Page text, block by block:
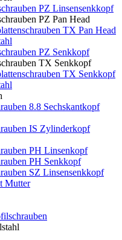
PZ Linsensenkkopf
PZ Pan Head
TX Pan Head
PZ Senkkopf
TX Senkkopf
TX Senkkopf
8.8 Sechskantkopf
IS Zylinderkopf
PH Linsenkopf
PH Senkkopf
SZ Linsensenkkopf
Mutter